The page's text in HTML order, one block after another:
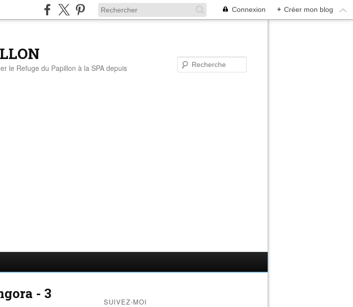
Connexion + Créer mon blog
le Refuge du Papillon à la SPA depuis
- 3
SUIVEZ-MOI